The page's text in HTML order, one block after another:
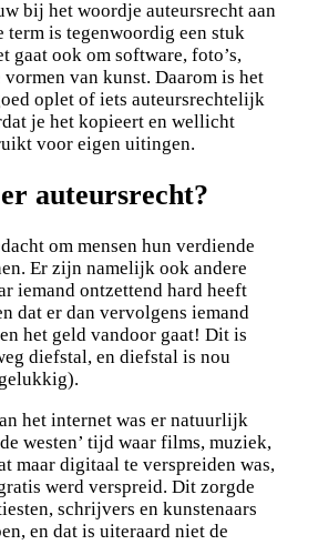
bij het woordje auteursrecht aan
term is tegenwoordig een stuk
gaat ook om software, foto’s,
vormen van kunst. Daarom is het
oplet of iets auteursrechtelijk
je het kopieert en wellicht
voor eigen uitingen.
auteursrecht?
om mensen hun verdiende
Er zijn namelijk ook andere
iemand ontzettend hard heeft
dat er dan vervolgens iemand
het geld vandoor gaat! Dit is
diefstal, en diefstal is nou
het internet was er natuurlijk
westen’ tijd waar films, muziek,
maar digitaal te verspreiden was,
werd verspreid. Dit zorgde
schrijvers en kunstenaars
en dat is uiteraard niet de